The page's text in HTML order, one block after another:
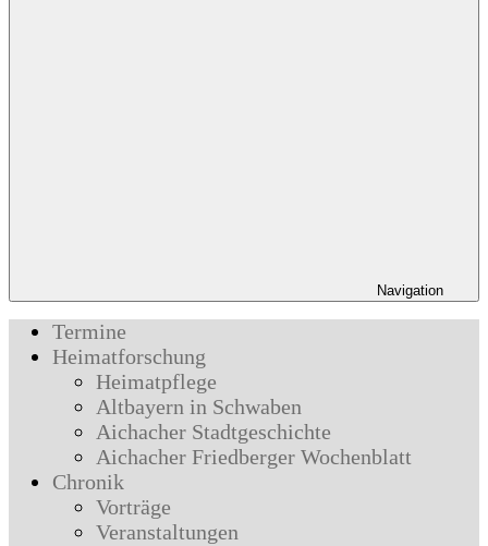
Navigation
Termine
Heimatforschung
Heimatpflege
Altbayern in Schwaben
Aichacher Stadtgeschichte
Aichacher Friedberger Wochenblatt
Chronik
Vorträge
Veranstaltungen